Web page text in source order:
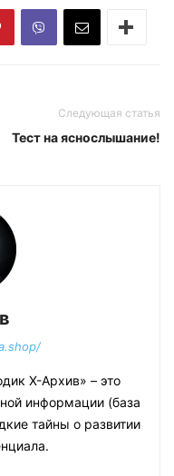
Следующая статья
Тест на яснослышание!
Х-Архив» – это
информации (база
тайны о развитии